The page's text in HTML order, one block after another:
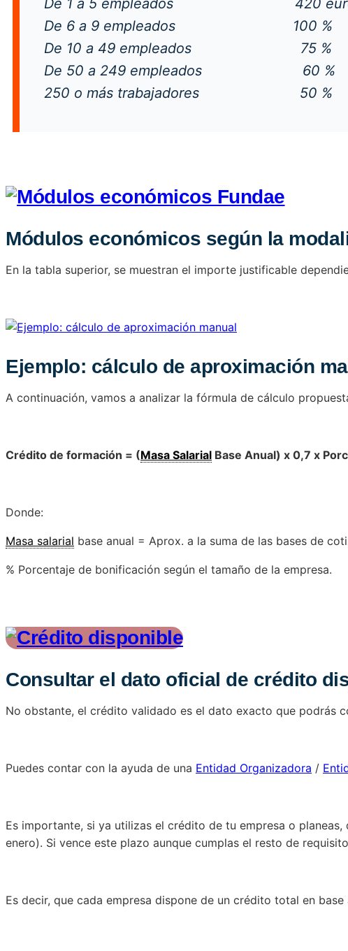
De 1 a 5 empleados 420 euros
De 6 a 9 empleados 100 %
De 10 a 49 empleados 75 %
De 50 a 249 empleados 60 %
250 o más trabajadores 50 %
Módulos económicos según la
En la tabla superior, se muestran el importe justificable
Ejemplo: cálculo de aproximación
A continuación, vamos a analizar la fórmula de cálculo
Crédito de formación = (Masa Salarial Base Anual) x 0,7 x
Donde:
Masa salarial base anual = Aprox. a la suma de las bases de
% Porcentaje de bonificación según el tamaño de la empresa.
Consultar el dato oficial de crédito
No obstante, el crédito validado es el dato exacto que podrás
Puedes contar con la ayuda de una Entidad Organizadora /
Es importante, si ya utilizas el crédito de tu empresa o
enero). Si vence este plazo aunque cumplas el resto de
Es decir, que cada empresa dispone de un crédito total en